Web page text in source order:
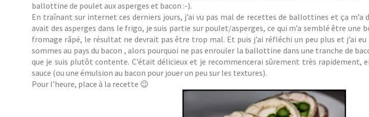
ballottine de poulet aux asperges et bacon :-).
En traînant sur internet ces derniers jours, j’ai vu pas mal de recettes de ballottines et ça m’a
avait des asperges dans le frigo, je suis partie sur poulet/asperges, ce qui m’a semblé être une
fromage râpé, le résultat ne devrait pas être trop mal. Et puis j’ai réfléchi un peu plus et j’ai
sommes au pays du bacon , alors pourquoi ne pas enrouler la ballottine dans une tranche de
que je suis plutôt contente. C’était délicieux et je recommencerai sûrement très rapidement,
sauce (ou une émulsion au bacon pour jouer un peu sur les textures).
Pour l’heure, place à la recette 😉